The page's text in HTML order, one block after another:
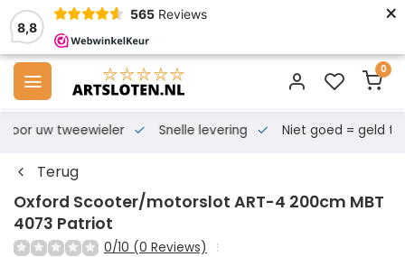
8,8
565 Reviews ×
0
voor uw tweewieler Snelle levering Niet goed = geld
Terug
Oxford Scooter/motorslot ART-4 200cm MBT
4073 Patriot
0/10 (0 Reviews)